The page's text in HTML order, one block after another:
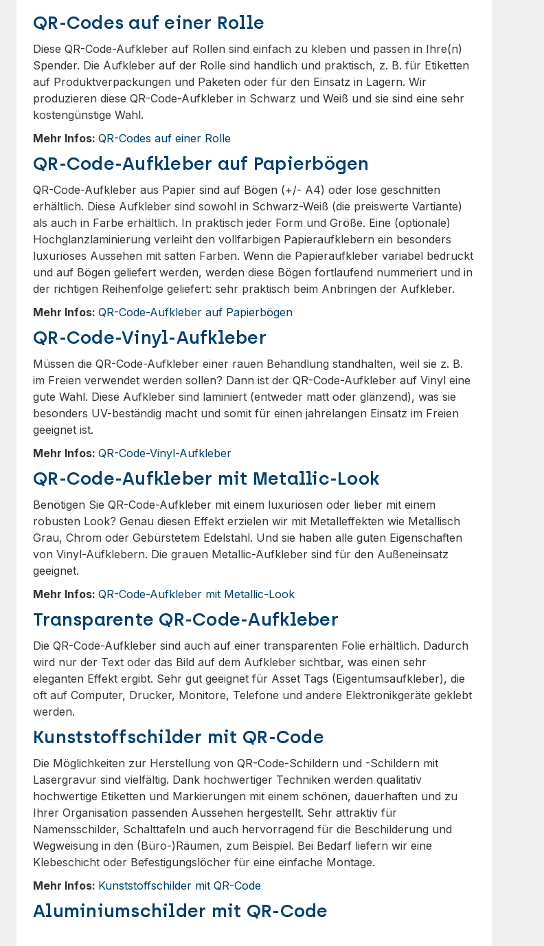
QR-Codes auf einer Rolle
Diese QR-Code-Aufkleber auf Rollen sind einfach zu kleben und passen in Ihre(n)
Spender. Die Aufkleber auf der Rolle sind handlich und praktisch, z. B. für Etiketten
auf Produktverpackungen und Paketen oder für den Einsatz in Lagern. Wir
produzieren diese QR-Code-Aufkleber in Schwarz und Weiß und sie sind eine sehr
kostengünstige Wahl.
Mehr Infos: QR-Codes auf einer Rolle
QR-Code-Aufkleber auf Papierbögen
QR-Code-Aufkleber aus Papier sind auf Bögen (+/- A4) oder lose geschnitten
erhältlich. Diese Aufkleber sind sowohl in Schwarz-Weiß (die preiswerte Vartiante)
als auch in Farbe erhältlich. In praktisch jeder Form und Größe. Eine (optionale)
Hochglanzlaminierung verleiht den vollfarbigen Papieraufklebern ein besonders
luxuriöses Aussehen mit satten Farben. Wenn die Papieraufkleber variabel bedruckt
und auf Bögen geliefert werden, werden diese Bögen fortlaufend nummeriert und in
der richtigen Reihenfolge geliefert: sehr praktisch beim Anbringen der Aufkleber.
Mehr Infos: QR-Code-Aufkleber auf Papierbögen
QR-Code-Vinyl-Aufkleber
Müssen die QR-Code-Aufkleber einer rauen Behandlung standhalten, weil sie z. B.
im Freien verwendet werden sollen? Dann ist der QR-Code-Aufkleber auf Vinyl eine
gute Wahl. Diese Aufkleber sind laminiert (entweder matt oder glänzend), was sie
besonders UV-beständig macht und somit für einen jahrelangen Einsatz im Freien
geeignet ist.
Mehr Infos: QR-Code-Vinyl-Aufkleber
QR-Code-Aufkleber mit Metallic-Look
Benötigen Sie QR-Code-Aufkleber mit einem luxuriösen oder lieber mit einem
robusten Look? Genau diesen Effekt erzielen wir mit Metalleffekten wie Metallisch
Grau, Chrom oder Gebürstetem Edelstahl. Und sie haben alle guten Eigenschaften
von Vinyl-Aufklebern. Die grauen Metallic-Aufkleber sind für den Außeneinsatz
geeignet.
Mehr Infos: QR-Code-Aufkleber mit Metallic-Look
Transparente QR-Code-Aufkleber
Die QR-Code-Aufkleber sind auch auf einer transparenten Folie erhältlich. Dadurch
wird nur der Text oder das Bild auf dem Aufkleber sichtbar, was einen sehr
eleganten Effekt ergibt. Sehr gut geeignet für Asset Tags (Eigentumsaufkleber), die
oft auf Computer, Drucker, Monitore, Telefone und andere Elektronikgeräte geklebt
werden.
Kunststoffschilder mit QR-Code
Die Möglichkeiten zur Herstellung von QR-Code-Schildern und -Schildern mit
Lasergravur sind vielfältig. Dank hochwertiger Techniken werden qualitativ
hochwertige Etiketten und Markierungen mit einem schönen, dauerhaften und zu
Ihrer Organisation passenden Aussehen hergestellt. Sehr attraktiv für
Namensschilder, Schalttafeln und auch hervorragend für die Beschilderung und
Wegweisung in den (Büro-)Räumen, zum Beispiel. Bei Bedarf liefern wir eine
Klebeschicht oder Befestigungslöcher für eine einfache Montage.
Mehr Infos: Kunststoffschilder mit QR-Code
Aluminiumschilder mit QR-Code